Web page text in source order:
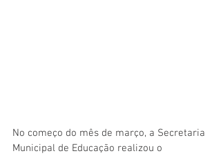
No começo do mês de março, a Secretaria
Municipal de Educação realizou o